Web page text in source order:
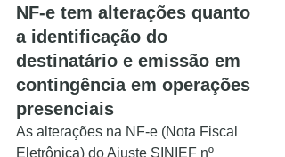
NF-e tem alterações quanto
a identificação do
destinatário e emissão em
contingência em operações
presenciais
As alterações na NF-e (Nota Fiscal
Eletrônica) do Ajuste SINIEF nº